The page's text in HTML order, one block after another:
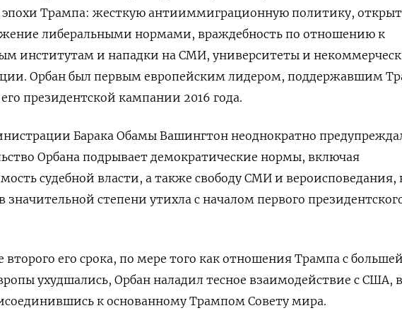
Трампа: жесткую антииммиграционную политику,
либеральными нормами, враждебность по отношению к
институтам и нападки на СМИ, университеты и
Орбан был первым европейским лидером, поддержавшим
президентской кампании 2016 года.
Барака Обамы Вашингтон неоднократно
Орбана подрывает демократические нормы, включая
судебной власти, а также свободу СМИ и вероисповедания,
значительной степени утихла с началом первого
второго его срока, по мере того как отношения Трампа с большей
ухудшались, Орбан наладил тесное взаимодействие с США,
к основанному Трампом Совету мира.